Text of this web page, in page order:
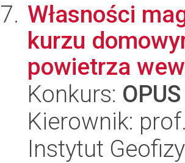
Własności
kurzu
powietrza
Konkurs:
Kierownik:
Instytut